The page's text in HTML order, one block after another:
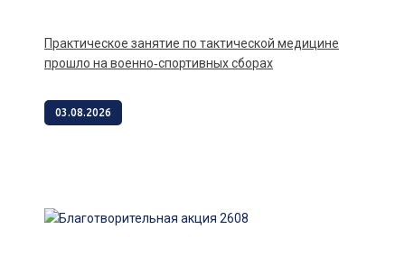
Практическое занятие по тактической медицине
прошло на военно‑спортивных сборах
03.08.2026